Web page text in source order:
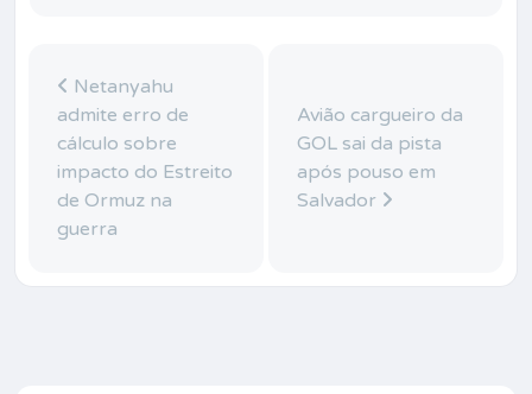
Netanyahu
admite erro de
cálculo sobre
impacto do Estreito
de Ormuz na
guerra
Avião cargueiro da
GOL sai da pista
após pouso em
Salvador